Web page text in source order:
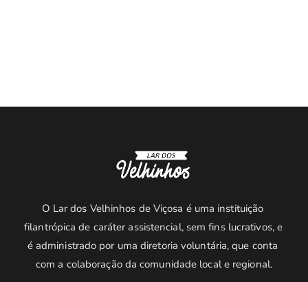
O Lar dos Velhinhos de Viçosa é uma instituição
filantrópica de caráter assistencial, sem fins lucrativos, e
é administrado por uma diretoria voluntária, que conta
com a colaboração da comunidade local e regional.